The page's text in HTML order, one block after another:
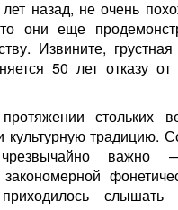
назад, не очень
они еще
Извините,
50 лет отказу от
стольких
культурную традицию.
важно
слышать